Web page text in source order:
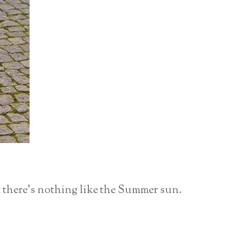
nothing like the Summer sun.